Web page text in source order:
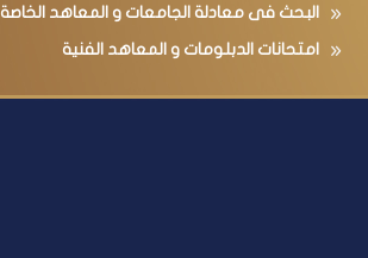
البحث فى معادلة الجامعات و المعاهد الخاصة
امتحانات الدبلومات و المعاهد الفنية